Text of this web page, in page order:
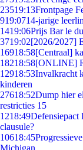
23519:13Frontpage
919:0714-jarige
1419:06Prijs Bar le
3719:02[2026/2027]
16918:58[Centraal]
18218:58[ONLINE]
12918:53Invalkracht
kinderen
27618:52Dump hier
restricties 15
1218:49Defensiepact
clausule?
10618:45
Michigan